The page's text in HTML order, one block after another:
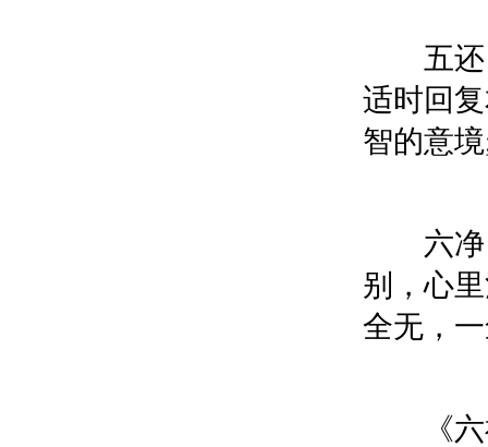
五还，
适时回
智的意
六净，
别，心
全无，
《六祖